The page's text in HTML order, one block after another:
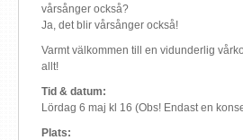
vårsånger också?
Ja, det blir vårsånger också!
Varmt välkommen till en vidunderlig
allt!
Tid & datum:
Lördag 6 maj kl 16 (Obs! Endast en
Plats: